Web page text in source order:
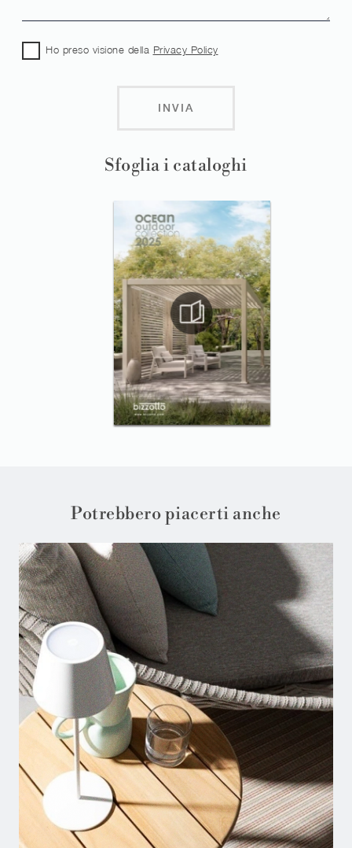
Sfoglia i cataloghi
Ho preso visione della Privacy Policy
INVIA
Potrebbero piacerti anche